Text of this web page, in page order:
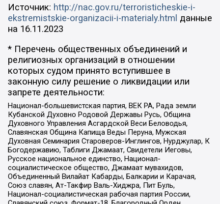
Источник: http://nac.gov.ru/terroristicheskie-i-
ekstremistskie-organizacii-i-materialy.html данные
на 16.11.2023
* Перечень общественных объединений и
религиозных организаций в отношении
которых судом принято вступившее в
законную силу решение о ликвидации или
запрете деятельности:
Национал-большевистская партия, ВЕК РА, Рада земли
Кубанской Духовно Родовой Державы Русь, Община
Духовного Управления Асгардской Веси Беловодья,
Славянская Община Капища Веды Перуна, Мужская
Духовная Семинария Староверов-Инглингов, Нурджулар, К
Богодержавию, Таблиги Джамаат, Свидетели Иеговы,
Русское национальное единство, Национал-
социалистическое общество, Джамаат мувахидов,
Объединенный Вилайат Кабарды, Балкарии и Карачая,
Союз славян, Ат-Такфир Валь-Хиджра, Пит Буль,
Национал-социалистическая рабочая партия России,